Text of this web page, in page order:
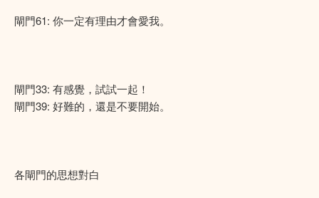
閘門61: 你一定有理由才會愛我。
閘門33: 有感覺，試試一起！
閘門39: 好難的，還是不要開始。
各閘門的思想對白